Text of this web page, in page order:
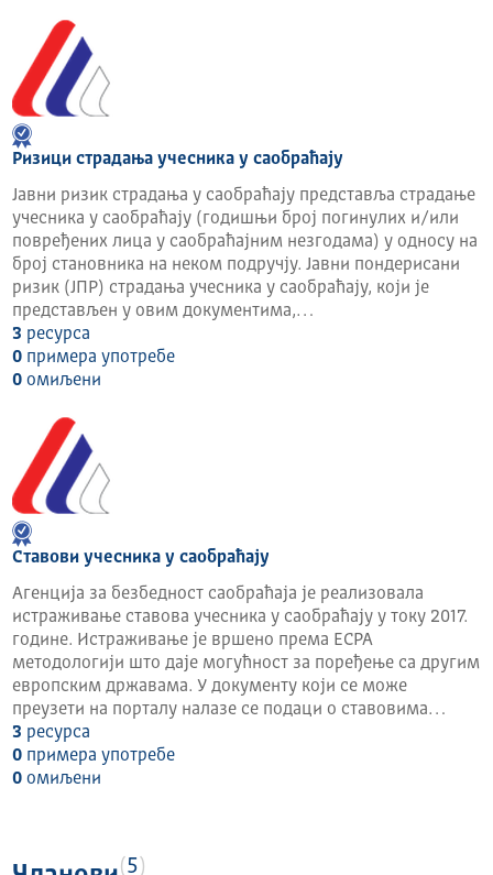
Ризици страдања учесника у саобраћају
Јавни ризик страдања у саобраћају представља страдање
учесника у саобраћају (годишњи број погинулих и/или
повређених лица у саобраћајним незгодама) у односу на
број становника на неком подручју. Јавни пондерисани
ризик (ЈПР) страдања учесника у саобраћају, који је
представљен у овим документима,…
3 ресурса
0 примера употребе
0 омиљени
Ставови учесника у саобраћају
Агенција за безбедност саобраћаја је реализовала
истраживање ставова учесника у саобраћају у току 2017.
године. Истраживање је вршено према ЕСРА
методологији што даје могућност за поређење са другим
европским државама. У документу који се може
преузети на порталу налазе се подаци о ставовима…
3 ресурса
0 примера употребе
0 омиљени
5